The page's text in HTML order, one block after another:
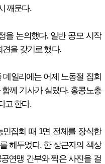
깨문다.
을 논의했다. 일반 공모 시작
을 갖기로 했다.
일리에는 어제 노동절 집회
께 기사가 실렸다. 홍콩노총
고 한다.
집회 때 1면 전체를 장식한
해두었다. 한 상근자의 책상
연맹 간부와 찍은 사진을 걸